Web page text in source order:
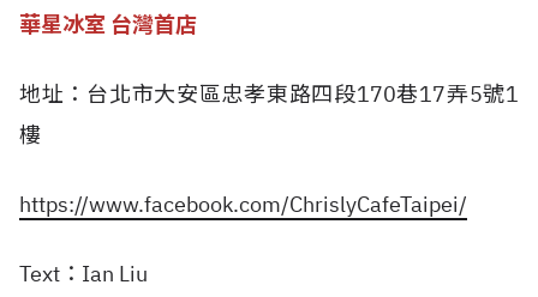
華星冰室 台灣首店
地址：台北市大安區忠孝東路四段170巷17弄5號1
樓
https://www.facebook.com/ChrislyCafeTaipei/
Text：Ian Liu